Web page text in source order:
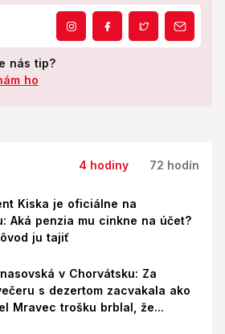
nás tip?
ho
4 hodiny 72 hodín
Kiska je oficiálne na
Aká penzia mu cinkne na účet?
ju tajiť
v Chorvátsku: Za
s dezertom zacvakala ako
Mravec trošku brblal, že...